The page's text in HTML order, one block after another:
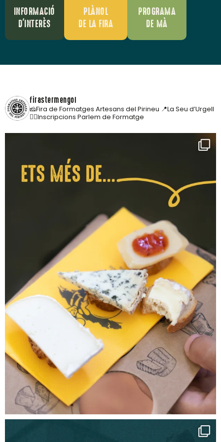
INFORMACIÓ
D'INTERÈS
PLÀNOL
DE LA FIRA
PROGRAMA
DE MÀ
firastermengol
🧀Fira de Formatges Artesans del Pirineu 📍La Seu d’Urgell
👇🏼Inscripcions Parlem de Formatge